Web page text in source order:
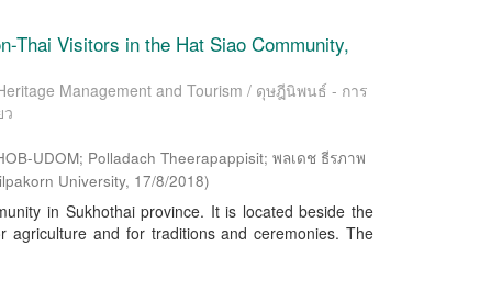
Thai Visitors in the Hat Siao Community,
Management and Tourism / ดุษฎีนิพนธ์ - การ
UDOM; Polladach Theerapappisit; พลเดช ธีรภาพ
University, 17/8/2018)
in Sukhothai province. It is located beside the
agriculture and for traditions and ceremonies. The